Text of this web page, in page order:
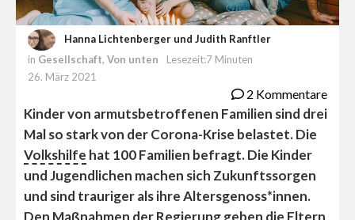
Hanna Lichtenberger und Judith Ranftler
in Gesellschaft, Von unten
Lesezeit:7 Minuten
26. März 2021
2 Kommentare
Kinder von armutsbetroffenen Familien sind drei
Mal so stark von der Corona-Krise belastet. Die
Volkshilfe hat 100 Familien befragt. Die Kinder
und Jugendlichen machen sich Zukunftssorgen
und sind trauriger als ihre Altersgenoss*innen.
Den Maßnahmen der Regierung geben die Eltern